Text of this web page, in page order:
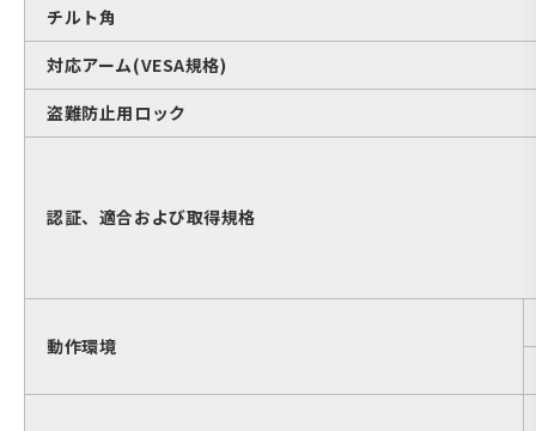
チルト角
対応アーム(VESA規格)
盗難防止用ロック
認証、適合および取得規格
動作環境